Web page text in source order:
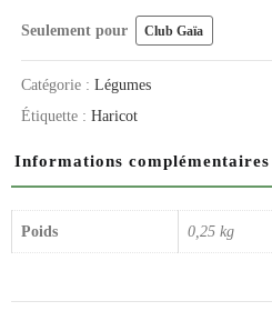
Seulement pour Club Gaïa
Catégorie :Légumes
Étiquette :Haricot
Informations complémentaires
Poids 0,25 kg